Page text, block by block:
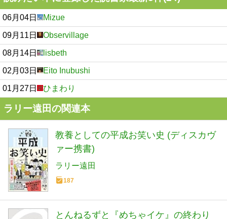
06月04日 Mizue
09月11日 Observillage
08月14日 lisbeth
02月03日 Eito Inubushi
01月27日 ひまわり
ラリー遠田の関連本
教養としての平成お笑い史 (ディスカヴ
ァー携書)
ラリー遠田
187
とんねるずと『めちゃイケ』の終わり